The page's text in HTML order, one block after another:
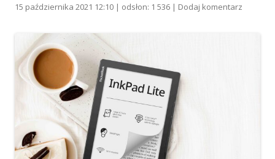
15 października 2021 12:10 | odsłon: 1 536 | Dodaj komentarz